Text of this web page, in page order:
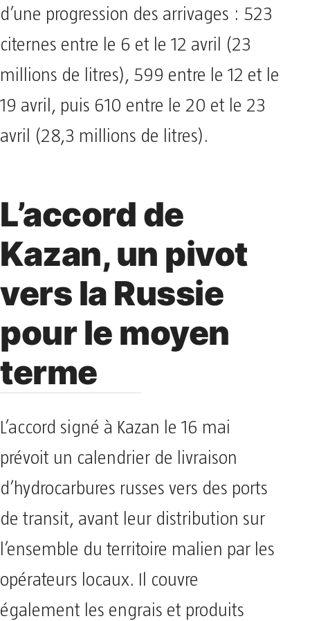
d’une progression des arrivages : 523
citernes entre le 6 et le 12 avril (23
millions de litres), 599 entre le 12 et le
19 avril, puis 610 entre le 20 et le 23
avril (28,3 millions de litres).
L’accord de
Kazan, un pivot
vers la Russie
pour le moyen
terme
L’accord signé à Kazan le 16 mai
prévoit un calendrier de livraison
d’hydrocarbures russes vers des ports
de transit, avant leur distribution sur
l’ensemble du territoire malien par les
opérateurs locaux. Il couvre
également les engrais et produits